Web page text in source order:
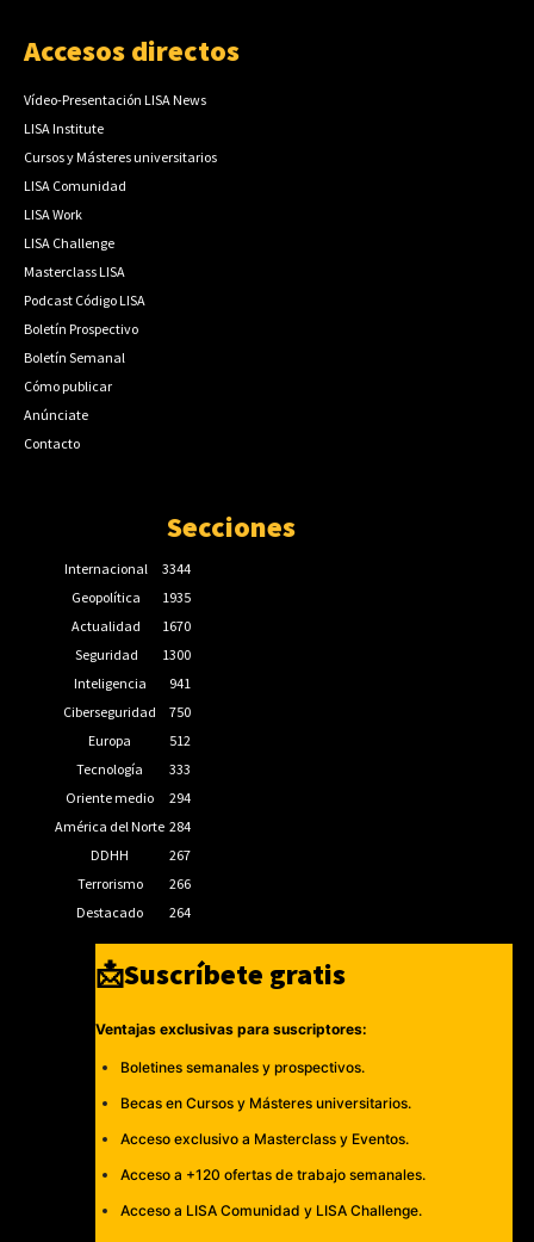
Accesos directos
Vídeo-Presentación LISA News
LISA Institute
Cursos y Másteres universitarios
LISA Comunidad
LISA Work
LISA Challenge
Masterclass LISA
Podcast Código LISA
Boletín Prospectivo
Boletín Semanal
Cómo publicar
Anúnciate
Contacto
Secciones
Internacional
3344
Geopolítica
1935
Actualidad
1670
Seguridad
1300
Inteligencia
941
Ciberseguridad
750
Europa
512
Tecnología
333
Oriente medio
294
América del Norte 284
DDHH
267
Terrorismo
266
Destacado
264
📩Suscríbete gratis
Ventajas exclusivas para suscriptores:
Boletines semanales y prospectivos.
Becas en Cursos y Másteres universitarios.
Acceso exclusivo a Masterclass y Eventos.
Acceso a +120 ofertas de trabajo semanales.
Acceso a LISA Comunidad y LISA Challenge.